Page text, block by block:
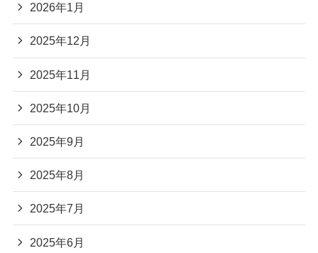
2026年1月
2025年12月
2025年11月
2025年10月
2025年9月
2025年8月
2025年7月
2025年6月